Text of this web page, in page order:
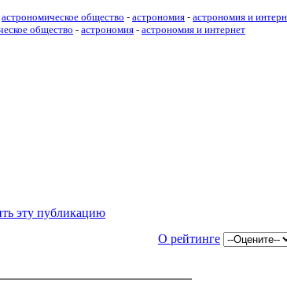
астрономическое общество - астрономия - астрономия и
общество - астрономия - астрономия и интернет
эту публикацию
О рейтинге